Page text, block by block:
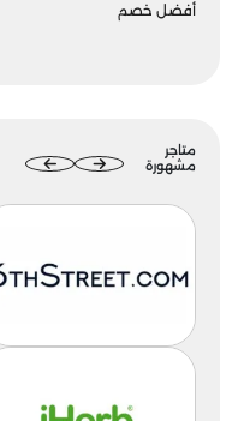
أفضل خصم
متاجر
مشهورة